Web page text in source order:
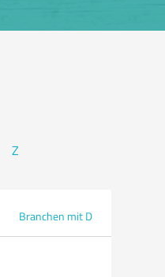
Z
Branchen mit D